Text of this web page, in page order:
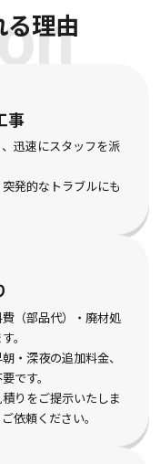
理由
事
迅速にスタッフを派
発的なトラブルにも
（部品代）・廃材処
。
・深夜の追加料金、
です。
りをご提示いたしま
依頼ください。